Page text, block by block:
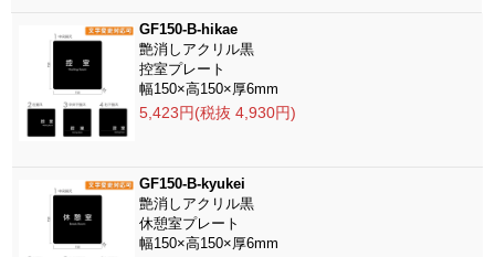
GF150-B-hikae
艶消しアクリル黒
控室プレート
幅150×高150×厚6mm
5,423円(税抜 4,930円)
GF150-B-kyukei
艶消しアクリル黒
休憩室プレート
幅150×高150×厚6mm